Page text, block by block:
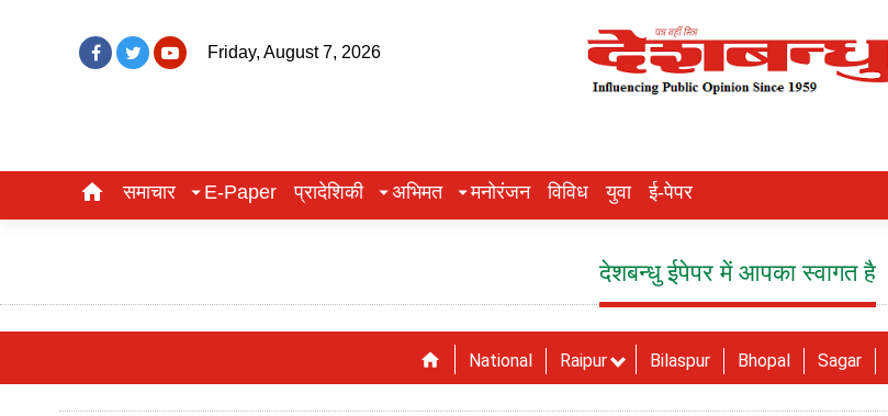
Friday, August 7, 2026
समाचार E-Paper प्रादेशिकी अभिमत मनोरंजन विविध युवा ई-पेपर
देशबन्धु ईपेपर में आपका स्वागत है
National Raipur Bilaspur Bhopal Sagar